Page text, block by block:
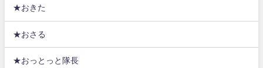
★おきた
★おさる
★おっとっと隊長